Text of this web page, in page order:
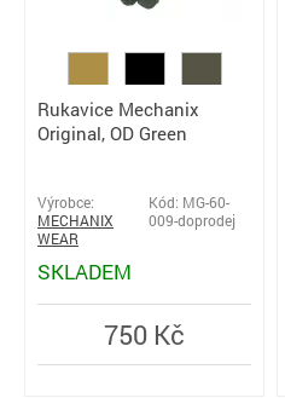
Rukavice Mechanix
Original, OD Green
Výrobce:
MECHANIX
WEAR
Kód: MG-60-
009-doprodej
SKLADEM
750 Kč